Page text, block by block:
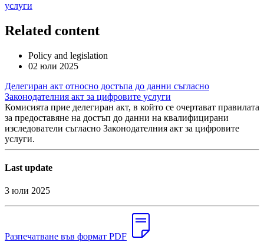
услуги
Related content
Policy and legislation
02 юли 2025
Делегиран акт относно достъпа до данни съгласно
Законодателния акт за цифровите услуги
Комисията прие делегиран акт, в който се очертават правилата
за предоставяне на достъп до данни на квалифицирани
изследователи съгласно Законодателния акт за цифровите
услуги.
Last update
3 юли 2025
Разпечатване във формат PDF